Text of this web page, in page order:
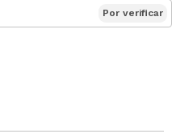
Por verificar